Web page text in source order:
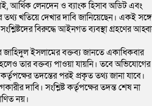
আর্থিক লেনদেন ও ব্যাংক হিসাব অডিট এবং
তথ্য খতিয়ে দেখার দাবি জানিয়েছেন। একই সঙ্গে
বিরুদ্ধে আইনগত ব্যবস্থা গ্রহণের
ইসলামের বক্তব্য জানতে একাধিকবার
তার বক্তব্য পাওয়া যায়নি। তবে অভিযোগের
কর্তৃপক্ষের তদন্তের পরই প্রকৃত তথ্য জানা যাবে।
দাবি। সংশ্লিষ্ট কর্তৃপক্ষের তদন্ত শেষ না
নয়।